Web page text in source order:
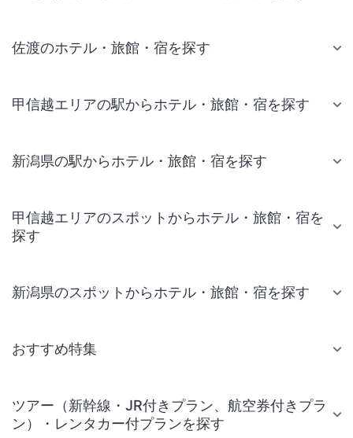
佐渡のホテル・旅館・宿を探す
甲信越エリアの駅からホテル・旅館・宿を探す
新潟県の駅からホテル・旅館・宿を探す
甲信越エリアのスポットからホテル・旅館・宿を
探す
新潟県のスポットからホテル・旅館・宿を探す
おすすめ特集
ツアー（新幹線・JR付きプラン、航空券付きプラ
ン）・レンタカー付プランを探す